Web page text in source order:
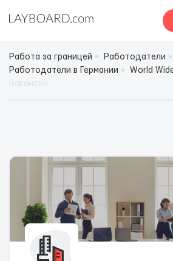
Работа за границей
Работодатели
Работодатели в Германии
World